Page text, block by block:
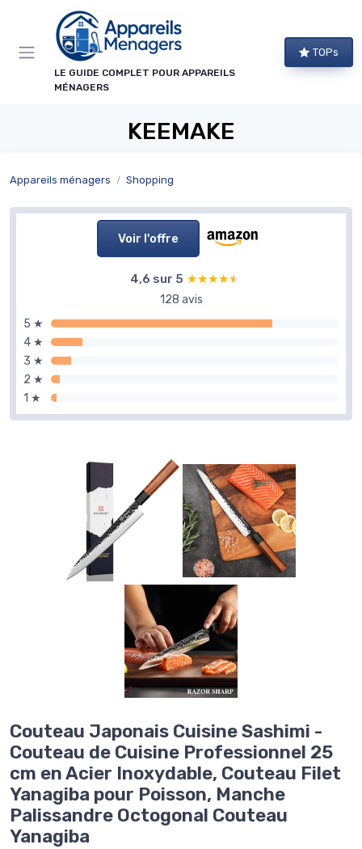
LE GUIDE COMPLET POUR APPAREILS
MÉNAGERS
TOPs
KEEMAKE
Appareils ménagers Shopping
Voir l'offre
4,6 sur 5 ★★★★★
★★★★★
128 avis
5 ★
4 ★
3 ★
2 ★
1 ★
Couteau Japonais Cuisine Sashimi -
Couteau de Cuisine Professionnel 25
cm en Acier Inoxydable, Couteau Filet
Yanagiba pour Poisson, Manche
Palissandre Octogonal Couteau
Yanagiba
Panneau de gestion des cookies